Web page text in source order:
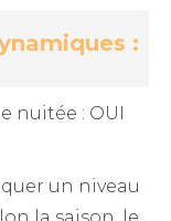
:
nuitée : OUI
un niveau